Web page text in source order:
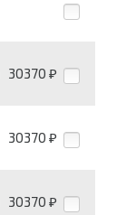
30370 ₽
30370 ₽
30370 ₽